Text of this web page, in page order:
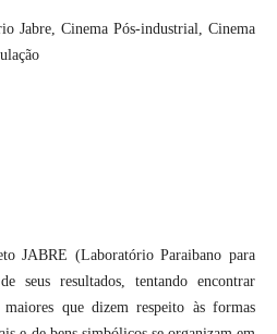
Jabre, Cinema Pós-industrial, Cinema
JABRE (Laboratório Paraibano para
seus resultados, tentando encontrar
maiores que dizem respeito às formas